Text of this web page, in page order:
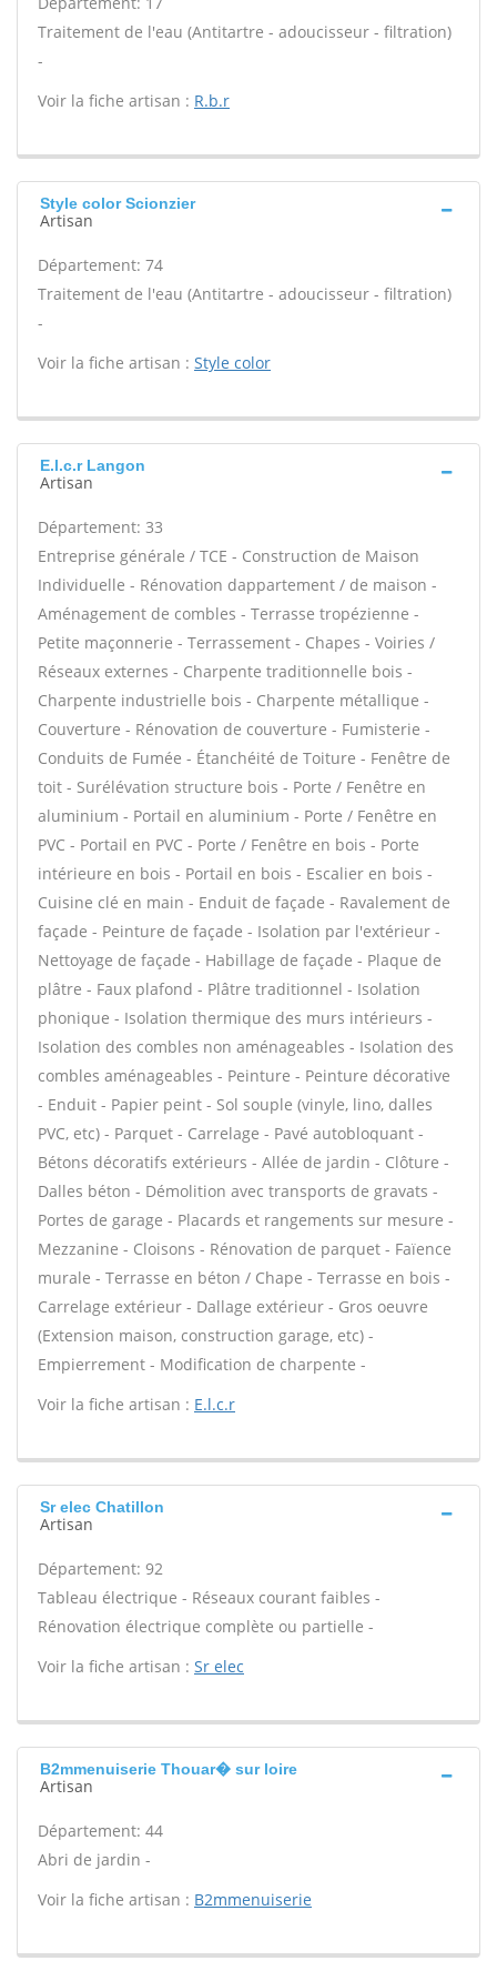
Traitement de l'eau (Antitartre - adoucisseur - filtration)
-
Voir la fiche artisan : R.b.r
Style color Scionzier
Artisan
Département: 74
Traitement de l'eau (Antitartre - adoucisseur - filtration)
-
Voir la fiche artisan : Style color
E.l.c.r Langon
Artisan
Département: 33
Entreprise générale / TCE - Construction de Maison
Individuelle - Rénovation dappartement / de maison -
Aménagement de combles - Terrasse tropézienne -
Petite maçonnerie - Terrassement - Chapes - Voiries /
Réseaux externes - Charpente traditionnelle bois -
Charpente industrielle bois - Charpente métallique -
Couverture - Rénovation de couverture - Fumisterie -
Conduits de Fumée - Étanchéité de Toiture - Fenêtre de
toit - Surélévation structure bois - Porte / Fenêtre en
aluminium - Portail en aluminium - Porte / Fenêtre en
PVC - Portail en PVC - Porte / Fenêtre en bois - Porte
intérieure en bois - Portail en bois - Escalier en bois -
Cuisine clé en main - Enduit de façade - Ravalement de
façade - Peinture de façade - Isolation par l'extérieur -
Nettoyage de façade - Habillage de façade - Plaque de
plâtre - Faux plafond - Plâtre traditionnel - Isolation
phonique - Isolation thermique des murs intérieurs -
Isolation des combles non aménageables - Isolation des
combles aménageables - Peinture - Peinture décorative
- Enduit - Papier peint - Sol souple (vinyle, lino, dalles
PVC, etc) - Parquet - Carrelage - Pavé autobloquant -
Bétons décoratifs extérieurs - Allée de jardin - Clôture -
Dalles béton - Démolition avec transports de gravats -
Portes de garage - Placards et rangements sur mesure -
Mezzanine - Cloisons - Rénovation de parquet - Faïence
murale - Terrasse en béton / Chape - Terrasse en bois -
Carrelage extérieur - Dallage extérieur - Gros oeuvre
(Extension maison, construction garage, etc) -
Empierrement - Modification de charpente -
Voir la fiche artisan : E.l.c.r
Sr elec Chatillon
Artisan
Département: 92
Tableau électrique - Réseaux courant faibles -
Rénovation électrique complète ou partielle -
Voir la fiche artisan : Sr elec
B2mmenuiserie Thouar� sur loire
Artisan
Département: 44
Abri de jardin -
Voir la fiche artisan : B2mmenuiserie